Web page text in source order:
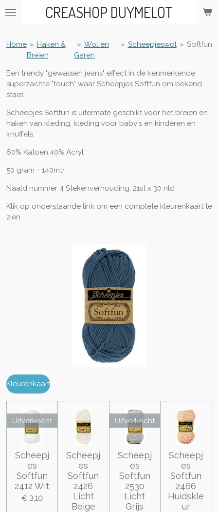
Ga
de
hoofdinhoud
CREASHOP DUYMELOT
Home » Haken &
Breien
» Wol en
Garen
» Scheepjeswol » Softfun
Een trendy "gewassen jeans" effect in de kenmerkende
superzachte "touch" waar Scheepjes Softfun om bekend
staat.
Scheepjes Softfun is uitermate geschikt voor het breien en
haken van kleding, kleding voor baby's en kinderen en
knuffels.
60% Katoen,40% Acryl
50 gram = 140mtr
Naald nummer 4 Stekenverhouding: 21st x 30 nld
Klik op onderstaande link om een complete kleurenkaart te
zien.
Kleurenkaart
Uitverkocht
Scheepj
es
Softfun
2412 Wit
€ 3,10
Scheepj
es
Softfun
2426
Licht
Beige
Uitverkocht
Scheepj
es
Softfun
2530
Licht
Grijs
Scheepj
es
Softfun
2466
Huidskle
ur